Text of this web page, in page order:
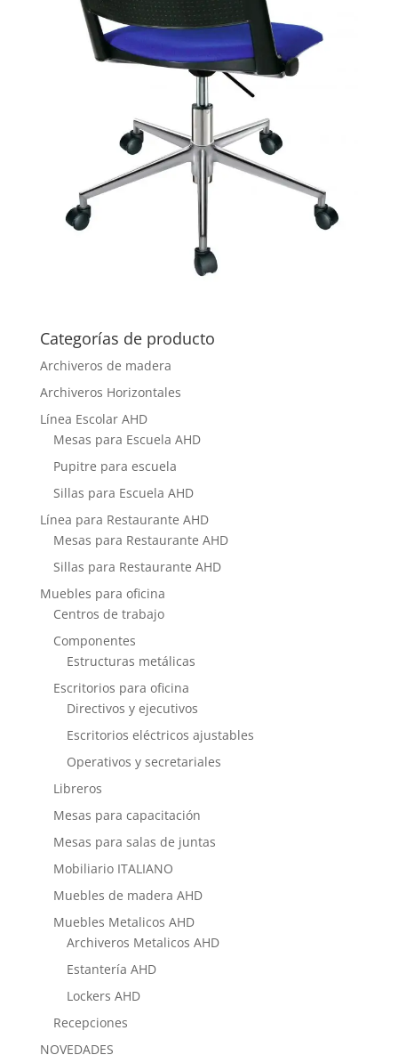
Categorías de producto
Archiveros de madera
Archiveros Horizontales
Línea Escolar AHD
Mesas para Escuela AHD
Pupitre para escuela
Sillas para Escuela AHD
Línea para Restaurante AHD
Mesas para Restaurante AHD
Sillas para Restaurante AHD
Muebles para oficina
Centros de trabajo
Componentes
Estructuras metálicas
Escritorios para oficina
Directivos y ejecutivos
Escritorios eléctricos ajustables
Operativos y secretariales
Libreros
Mesas para capacitación
Mesas para salas de juntas
Mobiliario ITALIANO
Muebles de madera AHD
Muebles Metalicos AHD
Archiveros Metalicos AHD
Estantería AHD
Lockers AHD
Recepciones
NOVEDADES